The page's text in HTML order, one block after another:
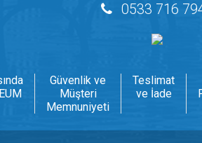
0533 716
Güvenlik ve
Müşteri
Memnuniyeti
Teslimat
ve İade